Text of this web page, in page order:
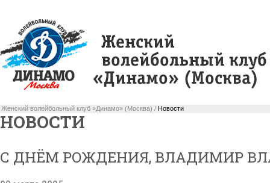
Женский волейбольный клуб «Динамо» (Москва) / Новости
НОВОСТИ
С ДНЁМ РОЖДЕНИЯ, ВЛАДИМИР